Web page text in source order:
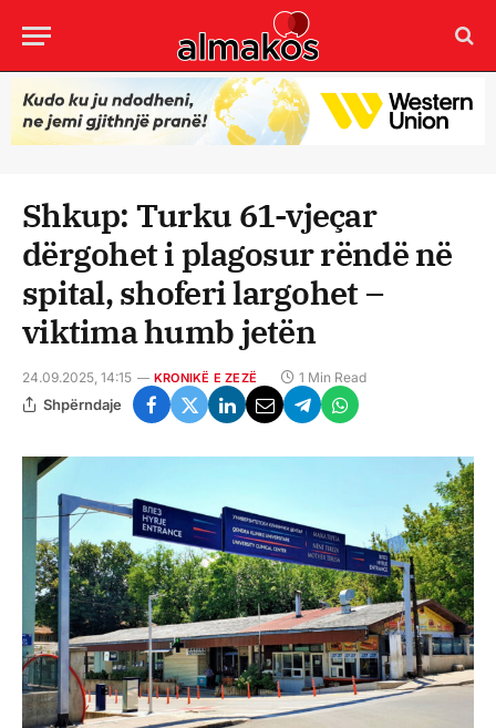
Shkup: Turku 61-vjeçar
dërgohet i plagosur rëndë në
spital, shoferi largohet –
viktima humb jetën
24.09.2025, 14:15 KRONIKË E ZEZË 1 Min Read
Shpërndaje